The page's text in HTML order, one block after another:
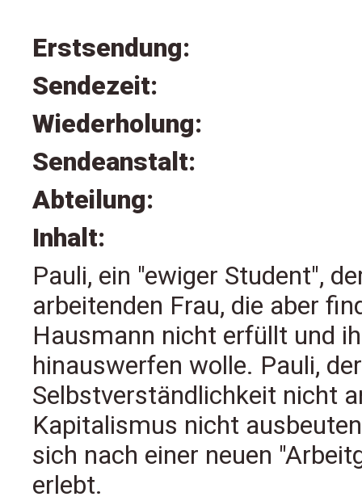
Erstsendung:
Sendezeit:
Wiederholung:
Sendeanstalt:
Abteilung:
Inhalt:
Pauli, ein "ewiger Student",
arbeitenden Frau, die aber
Hausmann nicht erfüllt und
hinauswerfen wolle. Pauli,
Selbstverständlichkeit nicht
Kapitalismus nicht
sich nach einer neuen
erlebt.